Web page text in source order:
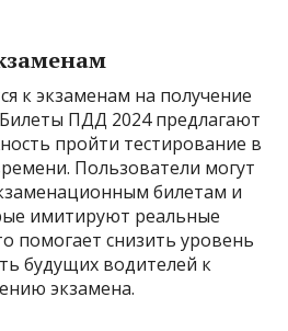
к экзаменам на получение
ПДД 2024 предлагают
пройти тестирование в
Пользователи могут
билетам и
имитируют реальные
помогает снизить уровень
будущих водителей к
экзамена.